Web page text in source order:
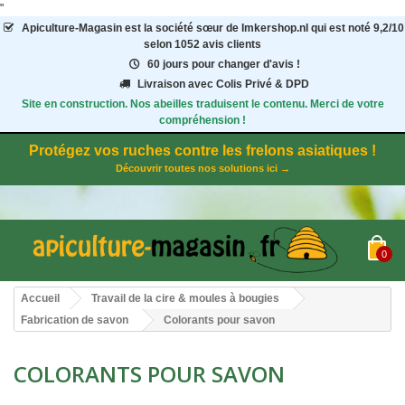
"
Apiculture-Magasinest la société sœur de Imkershop.nl qui est noté 9,2/10
selon 1052 avis clients
60 jours pour changer d'avis !
Livraison avec Colis Privé & DPD
Site en construction. Nos abeilles traduisent le contenu. Merci de votre
compréhension !
Protégez vos ruches contre les frelons asiatiques !
Découvrir toutes nos solutions ici →
0
Accueil
Travail de la cire & moules à bougies
Fabrication de savon
Colorants pour savon
COLORANTS POUR SAVON